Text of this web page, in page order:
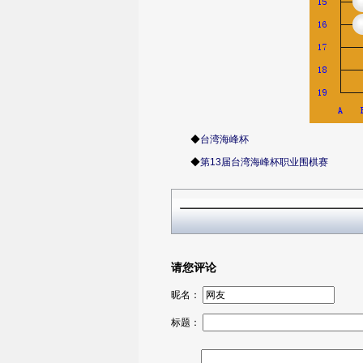
◆台湾海峰杯
◆第13届台湾海峰杯职业围棋赛
请您评论
昵名：
标题：